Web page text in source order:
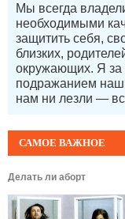
САМОЕ ВАЖНОЕ
Делать ли аборт
Мы всегда
необходимыми
защитить себя,
близких,
окружающих. Я за
подражанием
нам ни лезли —